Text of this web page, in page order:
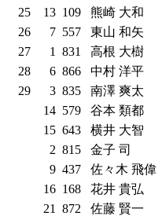
25 13 109 熊崎 大和
26 7 557 東山 和矢
27 1 831 高根 大樹
28 6 866 中村 洋平
29 3 835 南澤 爽太
14 579 谷本 類都
15 643 横井 大智
2 815 金子 司
9 437 佐々木 飛偉
16 168 花井 貴弘
21
872 佐藤 賢一